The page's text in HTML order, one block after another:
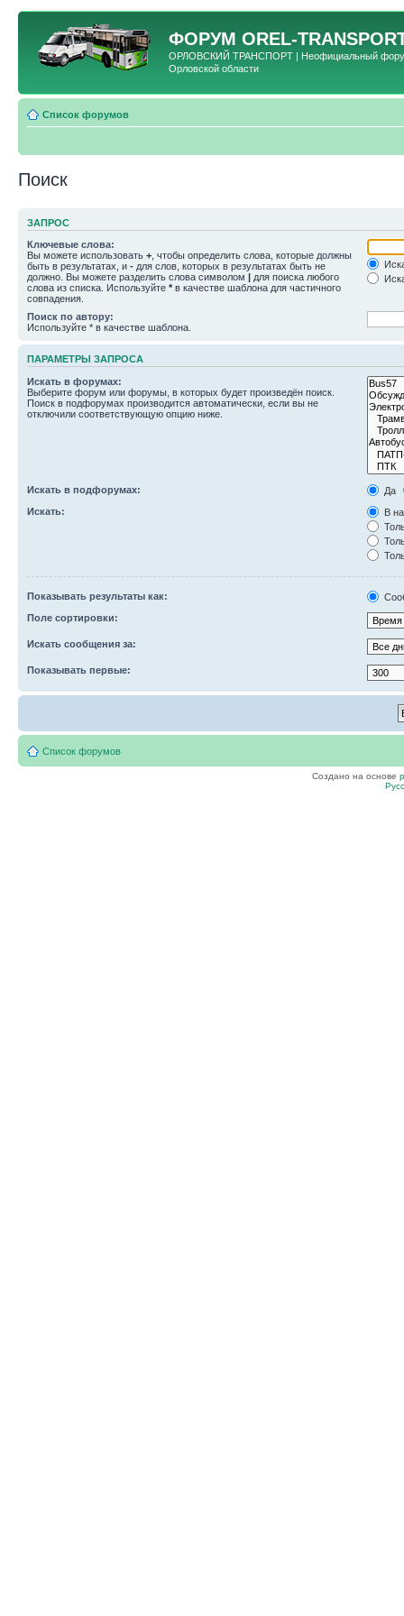
ФОРУМ OREL-
ОРЛОВСКИЙ ТРАНСПОРТ | Неофициальный форум
Орловской области
Список форумов
Поиск
ЗАПРОС
Ключевые слова:
Вы можете использовать + , чтобы определить слова, которые должны
быть в результатах, и - для слов, которых в результатах быть не
должно. Вы можете разделить слова символом | для поиска любого
слова из списка. Используйте * в качестве шаблона для частичного
совпадения.
Поиск по автору:
Используйте * в качестве шаблона.
ПАРАМЕТРЫ ЗАПРОСА
Искать в форумах:
Выберите форум или форумы, в которых будет произведён поиск.
Поиск в подфорумах производится автоматически, если вы не
отключили соответствующую опцию ниже.
Искать в подфорумах:
Да
Искать:
В
Показывать результаты как:
Поле сортировки:
Искать сообщения за:
Показывать первые:
Список форумов
Создано на основе